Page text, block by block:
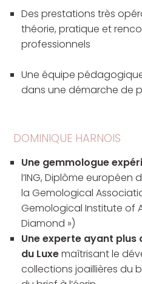
Des prestations très
théorie, pratique et
professionnels
Une équipe
dans une démarche de
DOMINIQUE HARNOIS
Une gemmologue
l’ING, Diplôme européen
la Gemological
Gemological Institute of
Diamond »)
Une experte ayant plus
du Luxemaîtrisant le
collections joaillières du